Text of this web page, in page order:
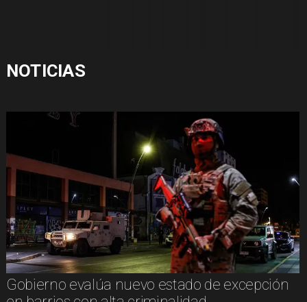
NOTICIAS
Gobierno evalúa nuevo estado de excepción